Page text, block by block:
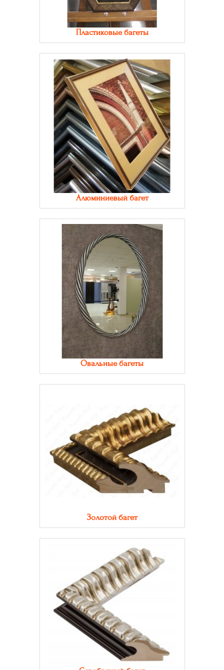
Пластиковые багеты
Алюминиевый багет
Овальные багеты
Золотой багет